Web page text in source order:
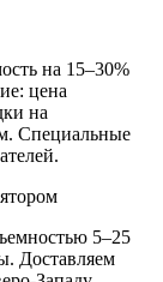
на 15–30%
цена
на
Специальные
5–25
Доставляем